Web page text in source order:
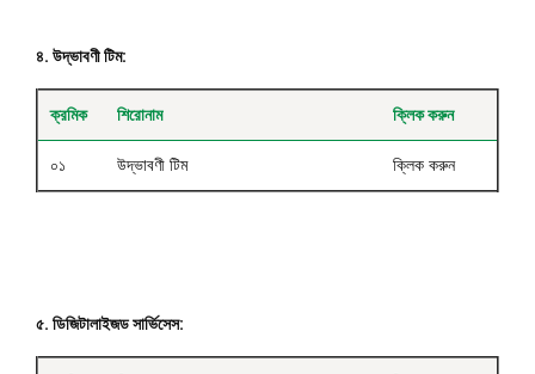
৪. উদ্ভাবণী টিম:
ক্রমিক শিরোনাম ক্লিক করুন
০১ উদ্ভাবণী টিম ক্লিক করুন
৫. ডিজিটালাইজড সার্ভিসেস: